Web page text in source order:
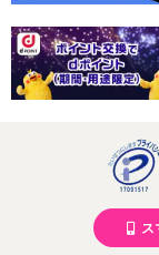
【配送伝票番号につ
※配送形態がメール
伝票番号がマイペー
【配送日時の指定に
※配送日時の指定が
配送日、配送時間
カート機能をご利ス